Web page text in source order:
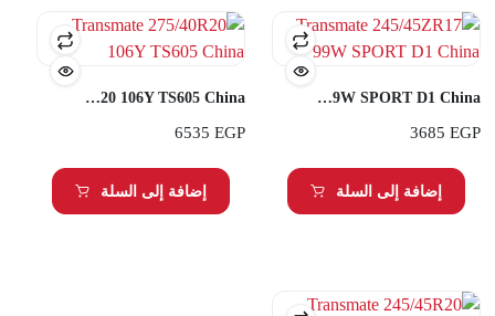
Transmate 245/45ZR17 99W SPORT D1 China
3685 EGP
إضافة إلى السلة
Transmate 275/40R20 106Y TS605 China
6535 EGP
إضافة إلى السلة